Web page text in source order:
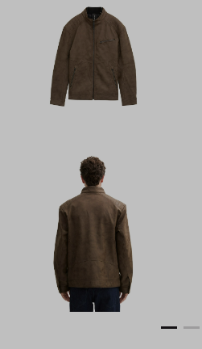
biker
jacket
fake
Menger
Mode